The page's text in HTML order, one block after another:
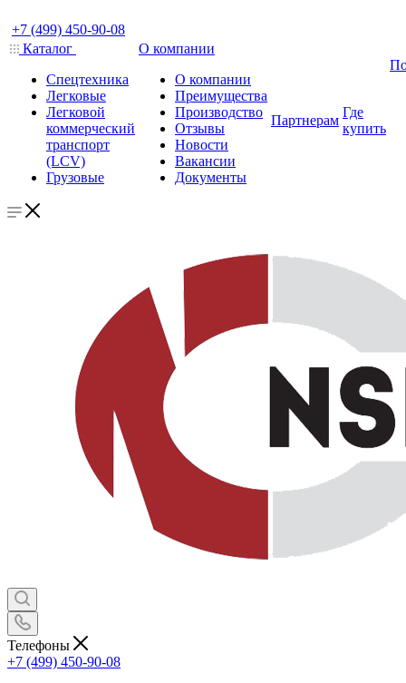
+7 (499) 450-90-08
Каталог
Спецтехника
Легковые
Легковой
коммерческий
транспорт
(LCV)
Грузовые
О компании
О компании
Преимущества
Производство
Отзывы
Новости
Вакансии
Документы
Партнерам
Где
купить
Телефоны
+7 (499) 450-90-08